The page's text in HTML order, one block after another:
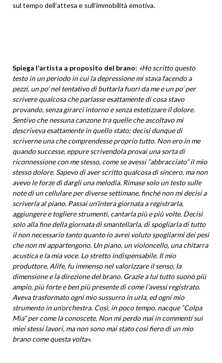
sul tempo dell’attesa e sull’immobilità emotiva.
Spiega l’artista a proposito del brano: «Ho scritto questo
testo in un periodo in cui la depressione mi stava facendo a
pezzi, un po’ nel tentativo di buttarla fuori da me e un po’ per
scrivere qualcosa che parlasse esattamente di cosa stavo
provando, senza girarci intorno e senza estetizzare il dolore.
Sentivo che nessuna canzone tra quelle che ascoltavo mi
descriveva esattamente in quello stato; decisi dunque di
scriverne una che comprendesse proprio tutto. Non ero in me
quando successe, eppure scrivendola provai una sorta di
riconnessione con me stesso, come se avessi “abbracciato” il mio
stesso dolore. Sapevo di aver scritto qualcosa di sincero, ma non
avevo le forze di dargli una melodia. Rimase solo un testo sulle
note di un cellulare per diverse settimane, finché non mi decisi a
scriverla al piano. Passai un’intera giornata a registrarla,
aggiungere e togliere strumenti, cantarla più e più volte. Decisi
solo alla fine della giornata di smantellarla, di spogliarla di tutto
il non necessario tanto quanto io avrei voluto spogliarmi dei pesi
che non mi appartengono. Un piano, un violoncello, una chitarra
acustica e la mia voce. Lo stretto indispensabile. Il mio
produttore, Alife, fu immenso nel valorizzare il senso, la
dimensione e la direzione del brano. Grazie a lui tutto suonò più
ampio, più forte e ben più presente di come l’avessi registrato.
Aveva trasformato ogni mio sussurro in urla, ed ogni mio
strumento in un’orchestra. Così, in poco tempo, nacque “Colpa
Mia” per come la conoscete. Non mi perdo mai in commenti sui
miei stessi lavori, ma non sono mai stato così fiero di un mio
brano come questa volta».